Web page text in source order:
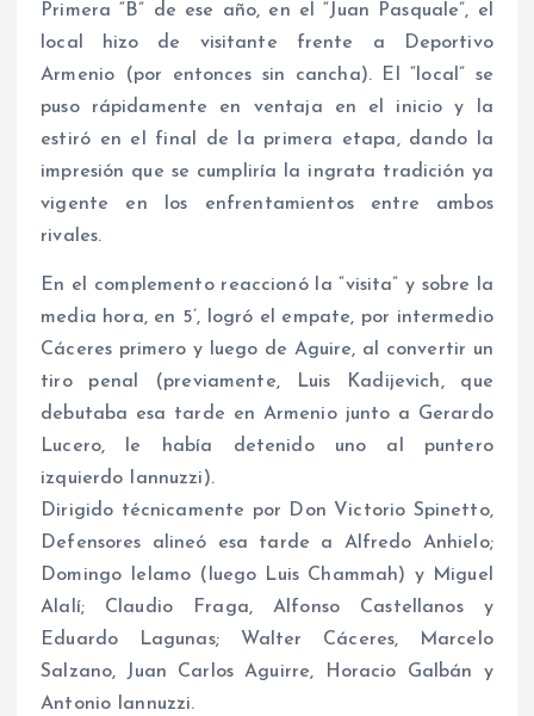
Primera “B” de ese año, en el “Juan Pasquale”, el
local hizo de visitante frente a Deportivo
Armenio (por entonces sin cancha). El “local” se
puso rápidamente en ventaja en el inicio y la
estiró en el final de la primera etapa, dando la
impresión que se cumpliría la ingrata tradición ya
vigente en los enfrentamientos entre ambos
rivales.
En el complemento reaccionó la “visita” y sobre la
media hora, en 5’, logró el empate, por intermedio
Cáceres primero y luego de Aguire, al convertir un
tiro penal (previamente, Luis Kadijevich, que
debutaba esa tarde en Armenio junto a Gerardo
Lucero, le había detenido uno al puntero
izquierdo Iannuzzi).
Dirigido técnicamente por Don Victorio Spinetto,
Defensores alineó esa tarde a Alfredo Anhielo;
Domingo Ielamo (luego Luis Chammah) y Miguel
Alalí; Claudio Fraga, Alfonso Castellanos y
Eduardo Lagunas; Walter Cáceres, Marcelo
Salzano, Juan Carlos Aguirre, Horacio Galbán y
Antonio Iannuzzi.